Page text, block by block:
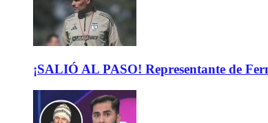
¡SALIÓ AL PASO! Representante de